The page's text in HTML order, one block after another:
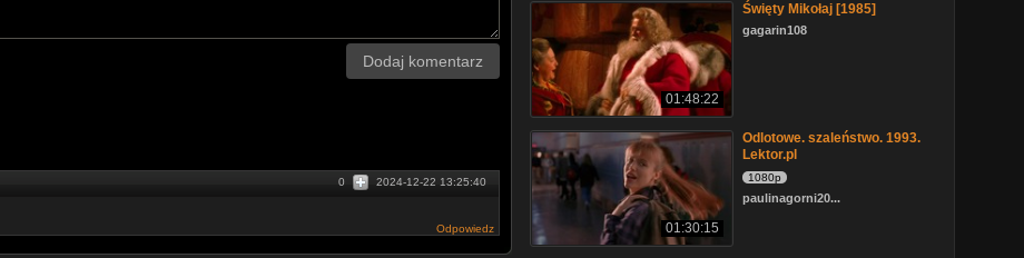
Dodaj komentarz
2024-12-22 13:25:40
0
Odpowiedz
01:48:22
Święty Mikołaj [1985]
gagarin108
01:30:15
Odlotowe. szaleństwo. 1993.
Lektor.pl
1080p
paulinagorni20...